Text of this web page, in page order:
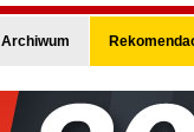
Archiwum